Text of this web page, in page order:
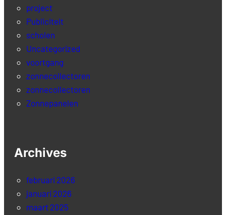
project
Publiciteit
scholen
Uncategorized
voortgang
zonnecollectoren
zonnecollectoren
Zonnepanelen
Archives
februari 2026
januari 2026
maart 2025